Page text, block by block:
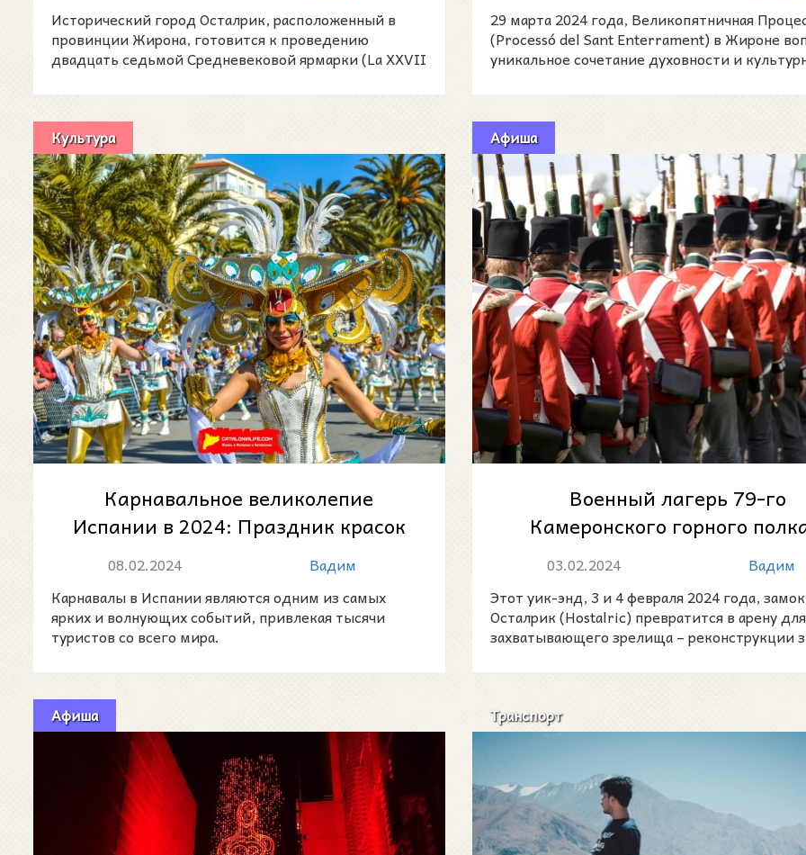
Исторический город Осталрик, расположенный в
провинции Жирона, готовится к проведению
двадцать седьмой Средневековой ярмарки (La XXVII
29 марта 2024 года, Великопятничная
(Processó del Sant Enterrament) в Жироне
уникальное сочетание духовности и
Культура
Карнавальное великолепие
Испании в 2024: Праздник красок
08.02.2024
Вадим
Карнавалы в Испании являются одним из самых
ярких и волнующих событий, привлекая тысячи
туристов со всего мира.
Афиша
Военный лагерь 79-го
Камеронского горного
замке Осталрик
03.02.2024
Вадим
Этот уик-энд, 3 и 4 февраля 2024 года, замок
Осталрик (Hostalric) превратится в арену для
захватывающего зрелища – реконструкции
Афиша Транспорт